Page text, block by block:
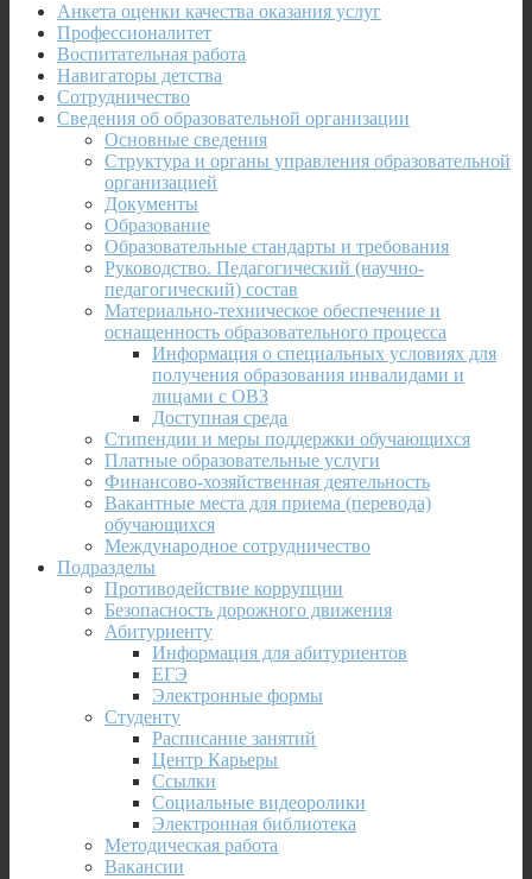
Анкета оценки качества оказания услуг
Профессионалитет
Воспитательная работа
Навигаторы детства
Сотрудничество
Сведения об образовательной организации
Основные сведения
Структура и органы управления образовательной
организацией
Документы
Образование
Образовательные стандарты и требования
Руководство. Педагогический (научно-
педагогический) состав
Материально-техническое обеспечение и
оснащенность образовательного процесса
Информация о специальных условиях для
получения образования инвалидами и
лицами с ОВЗ
Доступная среда
Стипендии и меры поддержки обучающихся
Платные образовательные услуги
Финансово-хозяйственная деятельность
Вакантные места для приема (перевода)
обучающихся
Международное сотрудничество
Подразделы
Противодействие коррупции
Безопасность дорожного движения
Абитуриенту
Информация для абитуриентов
ЕГЭ
Электронные формы
Студенту
Расписание занятий
Центр Карьеры
Ссылки
Социальные видеоролики
Электронная библиотека
Методическая работа
Вакансии